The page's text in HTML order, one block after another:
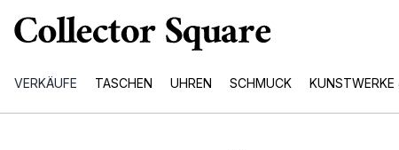
VERKÄUFE TASCHEN UHREN SCHMUCK KUNSTWERKE